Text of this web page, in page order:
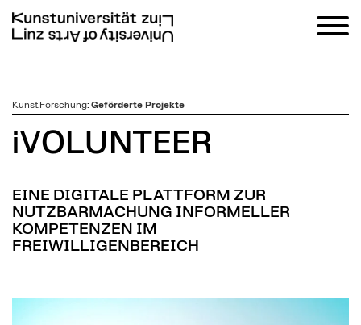
zumKunst.Forschung: Geförderte Projekte
iVOLUNTEER
EINE DIGITALE PLATTFORM ZUR
NUTZBARMACHUNG INFORMELLER
KOMPETENZEN IM
FREIWILLIGENBEREICH